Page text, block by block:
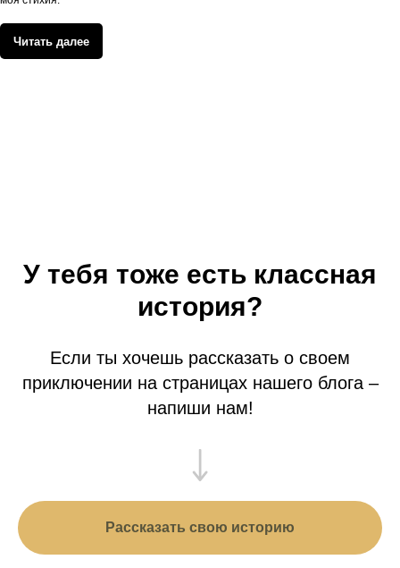
Читать далее
У тебя тоже есть классная
история?
Если ты хочешь рассказать о своем
приключении на страницах нашего блога –
напиши нам!
Рассказать свою историю